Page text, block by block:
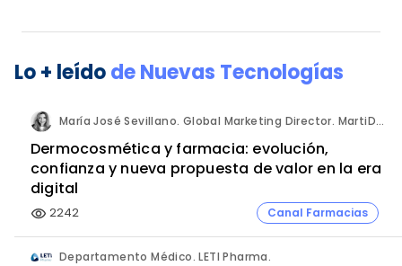
Lo + leídodeNuevas Tecnologías
María José Sevillano. Global Marketing Director. MartiDerm.
Dermocosmética y farmacia: evolución,
confianza y nueva propuesta de valor en la era
digital
visibility 2242 Canal Farmacias
Departamento Médico. LETI Pharma.